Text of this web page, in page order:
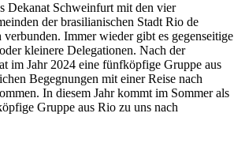
Dekanat Schweinfurt mit den vier
der brasilianischen Stadt Rio de
verbunden. Immer wieder gibt es gegenseitige
kleinere Delegationen. Nach der
im Jahr 2024 eine fünfköpfige Gruppe aus
Begegnungen mit einer Reise nach
In diesem Jahr kommt im Sommer als
Gruppe aus Rio zu uns nach